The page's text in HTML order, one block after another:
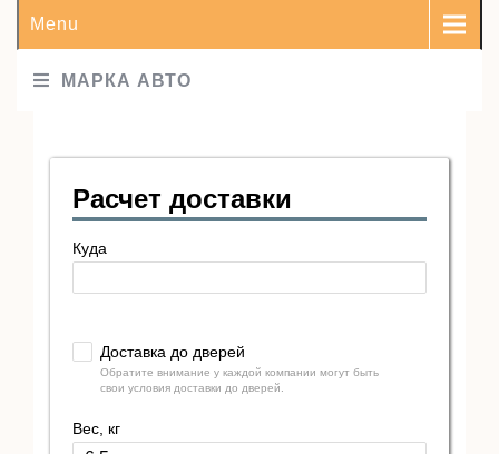
Menu
МАРКА АВТО
Расчет доставки
Куда
Доставка до дверей
Обратите внимание у каждой компании могут быть
свои условия доставки до дверей.
Вес, кг